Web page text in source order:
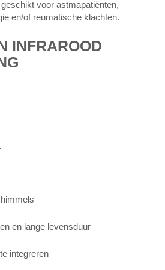
voor astmapatiënten,
en/of reumatische klachten.
INFRAROOD
en lange levensduur
integreren